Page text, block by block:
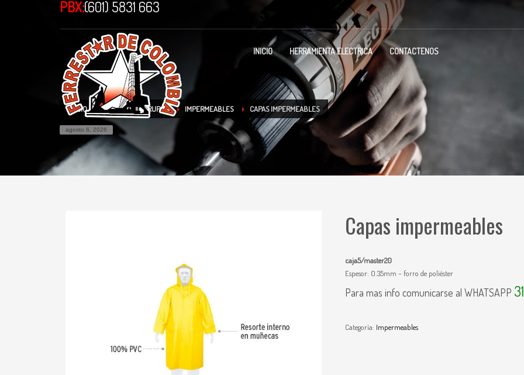
PBX:(601) 5831 663
INICIO HERRAMIENTA ELECTRICA CONTACTENOS
INICIO TIENDA TRUPER IMPERMEABLES CAPAS IMPERMEABLES
agosto 6, 2026
Capas impermeables
caja5/master20
Espesor: 0.35mm – forro de poliéster
Para mas info comunicarse al WHATSAPP
Categoría: Impermeables